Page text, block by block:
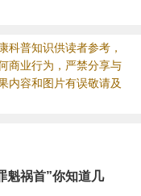
科普知识供读者参考，
商业行为，严禁分享与
内容和图片有误敬请及
魁祸首”你知道几